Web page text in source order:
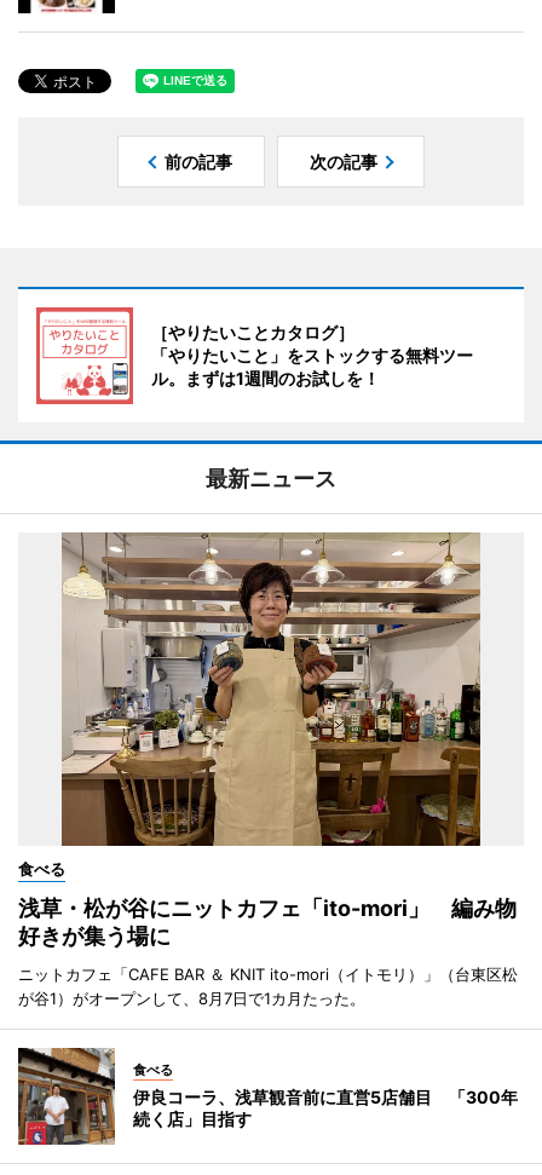
前の記事 次の記事
［やりたいことカタログ］
「やりたいこと」をストックする無料ツー
ル。まずは1週間のお試しを！
最新ニュース
食べる
浅草・松が谷にニットカフェ「ito-mori」 編み物
好きが集う場に
ニットカフェ「CAFE BAR ＆ KNIT ito-mori（イトモリ）」（台東区松
が谷1）がオープンして、8月7日で1カ月たった。
食べる
伊良コーラ、浅草観音前に直営5店舗目 「300年
続く店」目指す